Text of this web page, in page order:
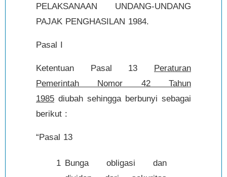
PELAKSANAAN UNDANG-UNDANG
PAJAK PENGHASILAN 1984.
Pasal I
Ketentuan Pasal 13 Peraturan
Pemerintah Nomor 42 Tahun
1985 diubah sehingga berbunyi sebagai
berikut :
“Pasal 13
1 Bunga obligasi dan